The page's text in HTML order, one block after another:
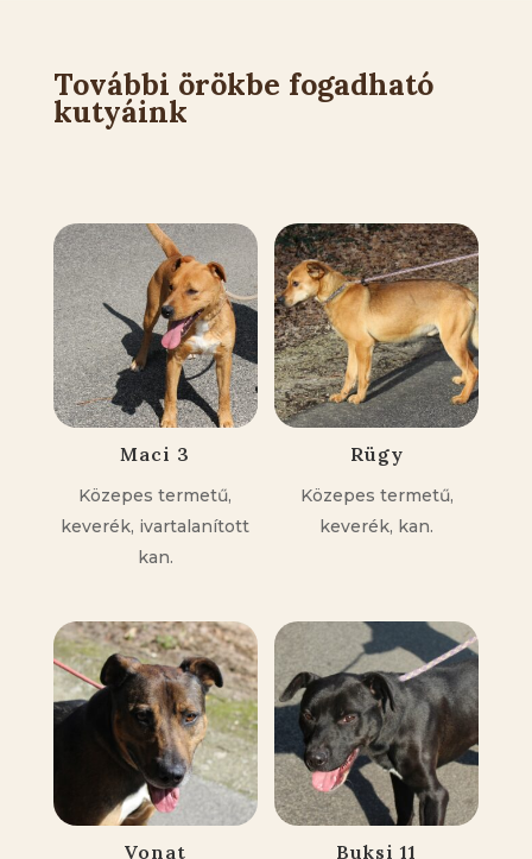
További örökbe fogadható
kutyáink
Maci 3
Közepes termetű,
keverék, ivartalanított
kan.
Rügy
Közepes termetű,
keverék, kan.
Vonat Buksi 11